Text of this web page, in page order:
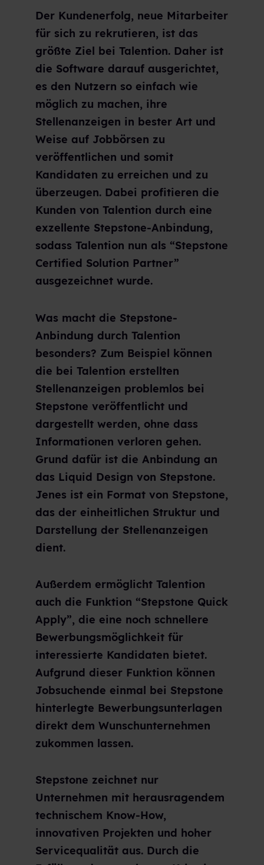
Der Kundenerfolg, neue Mitarbeiter
für sich zu rekrutieren, ist das
größte Ziel bei Talention. Daher ist
die Software darauf ausgerichtet,
es den Nutzern so einfach wie
möglich zu machen, ihre
Stellenanzeigen in bester Art und
Weise auf Jobbörsen zu
veröffentlichen und somit
Kandidaten zu erreichen und zu
überzeugen. Dabei profitieren die
Kunden von Talention durch eine
exzellente Stepstone-Anbindung,
sodass Talention nun als “Stepstone
Certified Solution Partner”
ausgezeichnet wurde.
Was macht die Stepstone-
Anbindung durch Talention
besonders? Zum Beispiel können
die bei Talention erstellten
Stellenanzeigen problemlos bei
Stepstone veröffentlicht und
dargestellt werden, ohne dass
Informationen verloren gehen.
Grund dafür ist die Anbindung an
das Liquid Design von Stepstone.
Jenes ist ein Format von Stepstone,
das der einheitlichen Struktur und
Darstellung der Stellenanzeigen
dient.
Außerdem ermöglicht Talention
auch die Funktion “Stepstone Quick
Apply”, die eine noch schnellere
Bewerbungsmöglichkeit für
interessierte Kandidaten bietet.
Aufgrund dieser Funktion können
Jobsuchende einmal bei Stepstone
hinterlegte Bewerbungsunterlagen
direkt dem Wunschunternehmen
zukommen lassen.
Stepstone zeichnet nur
Unternehmen mit herausragendem
technischem Know-How,
innovativen Projekten und hoher
Servicequalität aus. Durch die